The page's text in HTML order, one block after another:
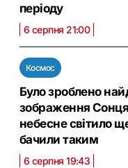
періоду
6 серпня 21:00
Космос
Було зроблено
зображення Сонця
небесне світило
бачили таким
6 серпня 19:43